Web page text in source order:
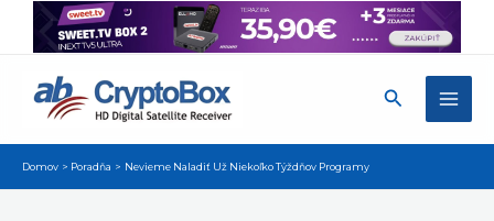
Preskočiť
Hľadať
Domov Poradňa Nevieme Naladiť Už Niekoľko Týždňov Programy